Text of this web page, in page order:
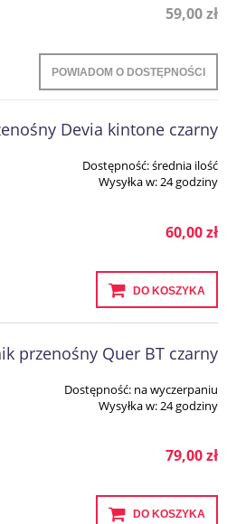
59,00 zł
POWIADOM O DOSTĘPNOŚCI
Devia kintone czarny
Dostępność:średnia ilość
Wysyłka w:24 godziny
60,00 zł
DO KOSZYKA
przenośny Quer BT czarny
Dostępność: na wyczerpaniu
Wysyłka w:24 godziny
79,00 zł
DO KOSZYKA